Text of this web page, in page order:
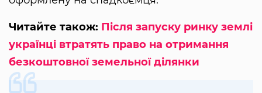
Читайте також: Після запуску ринку землі
українці втратять право на отримання
безкоштовної земельної ділянки